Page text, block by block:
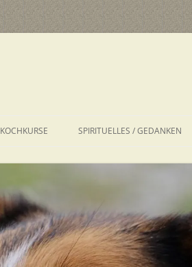
KOCHKURSE SPIRITUELLES / GEDANKEN